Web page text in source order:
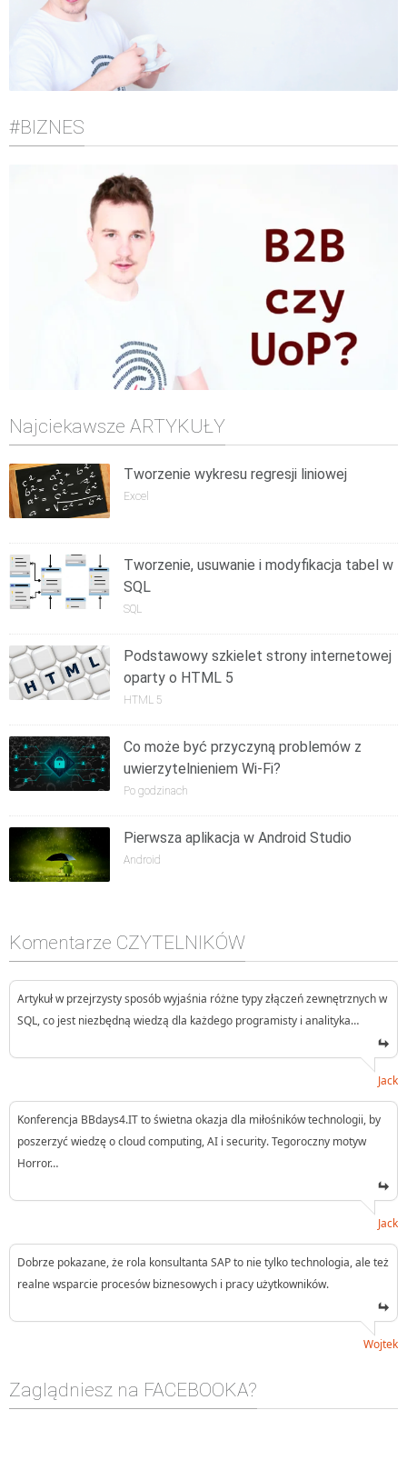
#BIZNES
Najciekawsze ARTYKUŁY
Tworzenie wykresu regresji liniowej
Excel
Tworzenie, usuwanie i modyfikacja tabel w
SQL
SQL
Podstawowy szkielet strony internetowej
oparty o HTML 5
HTML 5
Co może być przyczyną problemów z
uwierzytelnieniem Wi-Fi?
Po godzinach
Pierwsza aplikacja w Android Studio
Android
Komentarze CZYTELNIKÓW
Artykuł w przejrzysty sposób wyjaśnia różne typy złączeń zewnętrznych w
SQL, co jest niezbędną wiedzą dla każdego programisty i analityka…
Jack
Konferencja BBdays4.IT to świetna okazja dla miłośników technologii, by
poszerzyć wiedzę o cloud computing, AI i security. Tegoroczny motyw
Horror…
Jack
Dobrze pokazane, że rola konsultanta SAP to nie tylko technologia, ale też
realne wsparcie procesów biznesowych i pracy użytkowników.
Wojtek
Zaglądniesz na FACEBOOKA?